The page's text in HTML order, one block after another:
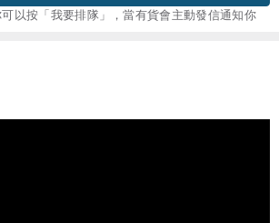
以按「我要排隊」，當有貨會主動發信通知你